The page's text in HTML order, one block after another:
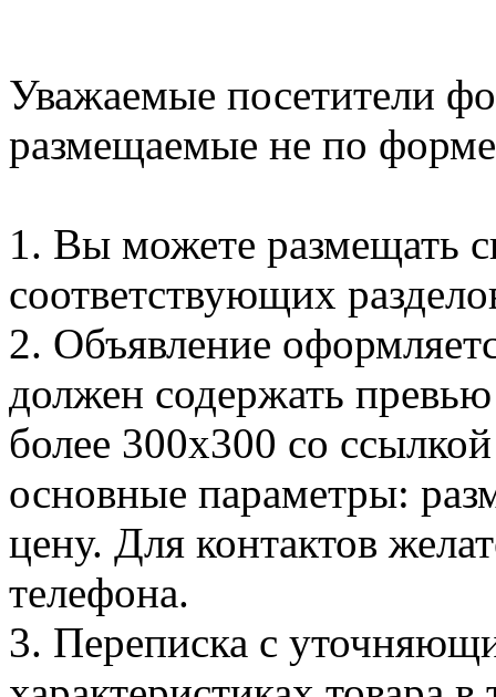
Уважаемые посетители
размещаемые не по
1. Вы можете размещать
соответствующих
2. Объявление
должен содержать
более 300х300 со
основные параметры:
цену. Для контактов
телефона.
3. Переписка с